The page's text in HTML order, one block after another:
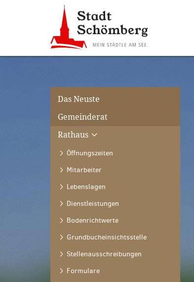
Hauptnavigation
[0]
[1]
Das Neuste
Gemeinderat
Rathaus
Öffnungszeiten
Mitarbeiter
Lebenslagen
Dienstleistungen
Bodenrichtwerte
Grundbucheinsichtsstelle
Stellenausschreibungen
Formulare